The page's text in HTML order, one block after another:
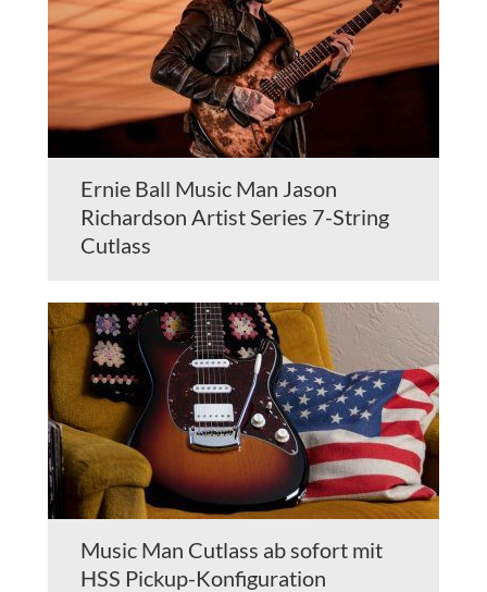
Ernie Ball Music Man Jason
Richardson Artist Series 7-String
Cutlass
Music Man Cutlass ab sofort mit
HSS Pickup-Konfiguration